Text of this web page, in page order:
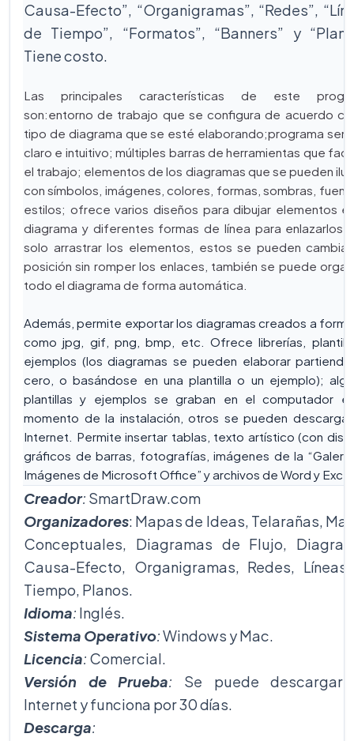
Causa-Efecto”, “Organigramas”, “Redes”,
de Tiempo”, “Formatos”, “Banners” y
Tiene costo.
Las principales características de este
son:entorno de trabajo que se configura de acuerdo
tipo de diagrama que se esté elaborando;programa
claro e intuitivo; múltiples barras de herramientas que
el trabajo; elementos de los diagramas que se pueden
con símbolos, imágenes, colores, formas, sombras,
estilos; ofrece varios diseños para dibujar elementos
diagrama y diferentes formas de línea para enlazarlos;
solo arrastrar los elementos, estos se pueden
posición sin romper los enlaces, también se puede
todo el diagrama de forma automática.
Además, permite exportar los diagramas creados a
como jpg, gif, png, bmp, etc. Ofrece librerías,
ejemplos (los diagramas se pueden elaborar
cero, o basándose en una plantilla o un ejemplo);
plantillas y ejemplos se graban en el computador
momento de la instalación, otros se pueden
Internet. Permite insertar tablas, texto artístico (con
gráficos de barras, fotografías, imágenes de la
Imágenes de Microsoft Office” y archivos de Word y
Creador: SmartDraw.com
Organizadores: Mapas de Ideas, Telarañas,
Conceptuales, Diagramas de Flujo,
Causa-Efecto, Organigramas, Redes, Líneas
Tiempo, Planos.
Idioma: Inglés.
Sistema Operativo:Windows y Mac.
Licencia: Comercial.
Versión de Prueba: Se puede descargar
Internet y funciona por 30 días.
Descarga: